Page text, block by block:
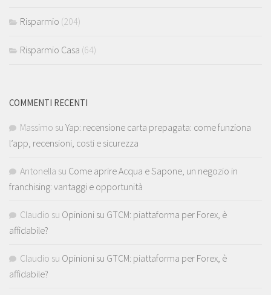
Risparmio (204)
Risparmio Casa (64)
COMMENTI RECENTI
Massimo su Yap: recensione carta prepagata: come funziona
l’app, recensioni, costi e sicurezza
Antonella su Come aprire Acqua e Sapone, un negozio in
franchising: vantaggi e opportunità
Claudio su Opinioni su GTCM: piattaforma per Forex, è
affidabile?
Claudio su Opinioni su GTCM: piattaforma per Forex, è
affidabile?